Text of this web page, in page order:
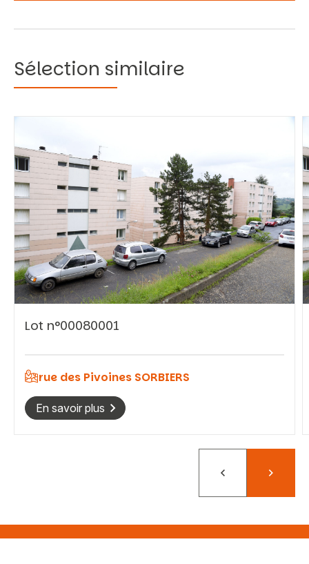
Vous recherchez&nbsp;:
Rechercher
Sélection similaire
Lot n°00080001
rue des Pivoines SORBIERS
En savoir plus
PrécédentSuivant